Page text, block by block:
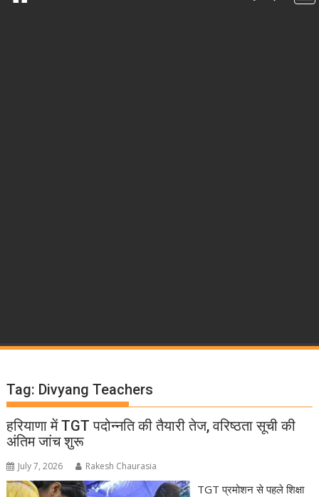
Tag: Divyang Teachers
हरियाणा में TGT पदोन्नति की तैयारी तेज, वरिष्ठता सूची की
अंतिम जांच शुरू
July 7, 2026 Rakesh Chaurasia
TGT प्रमोशन से पहले शिक्षा